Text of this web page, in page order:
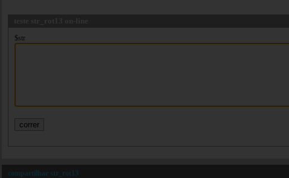
$str
compartilhar str_rot13